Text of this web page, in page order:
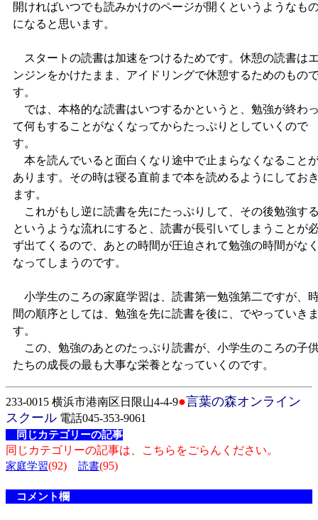
開ければいつでも読みかけのページが開くというようなも
になると思います。
スタートの読書は加速をつけるためです。休憩の読書は
ンジンをかけたまま、アイドリングで休憩するためのもの
す。
では、本格的な読書はいつするかというと、勉強が終わ
て何もすることがなくなってからたっぷりとしていくので
す。
本を読んでいると面白くなり途中で止まらなくなること
あります。その時は寝る直前まで本を読めるようにしてお
ます。
これがもし逆に読書を先にたっぷりして、その後勉強す
というような流れにすると、読書が長引いてしまうことが
ず出てくるので、あとの時間が圧迫されて勉強の時間がな
なってしまうのです。
小学生のころの家庭学習は、読書第一勉強第二ですが、
間の順序としては、勉強を先に読書を後に、でやっていき
す。
この、勉強のあとのたっぷり読書が、小学生のころの子
たちの成長の最も大事な栄養となっていくのです。
233-0015 横浜市港南区日限山4-4-9●言葉の森オンライン
スクール 電話045-353-9061
同じカテゴリーの記事
同じカテゴリーの記事は、こちらをごらんください。
家庭学習(92) 読書(95)
コメント欄